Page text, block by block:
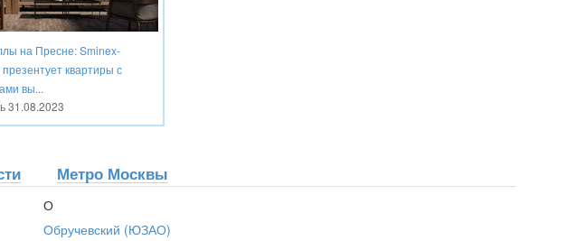
на Пресне: Sminex-
квартиры с
вы...
31.08.2023
Метро Москвы
О
Обручевский (ЮЗАО)